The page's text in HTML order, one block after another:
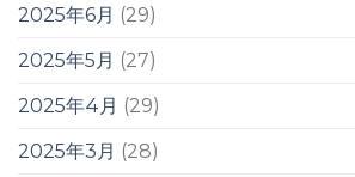
2025年6月 (29)
2025年5月 (27)
2025年4月 (29)
2025年3月 (28)